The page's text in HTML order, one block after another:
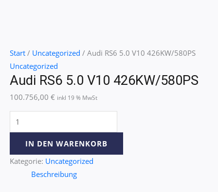
Start / Uncategorized / Audi RS6 5.0 V10 426KW/580PS
Uncategorized
Audi RS6 5.0 V10 426KW/580PS
100.756,00 € inkl 19 % MwSt
IN DEN WARENKORB
Kategorie: Uncategorized
Beschreibung